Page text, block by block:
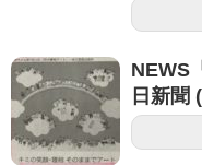
NEWS
日新聞